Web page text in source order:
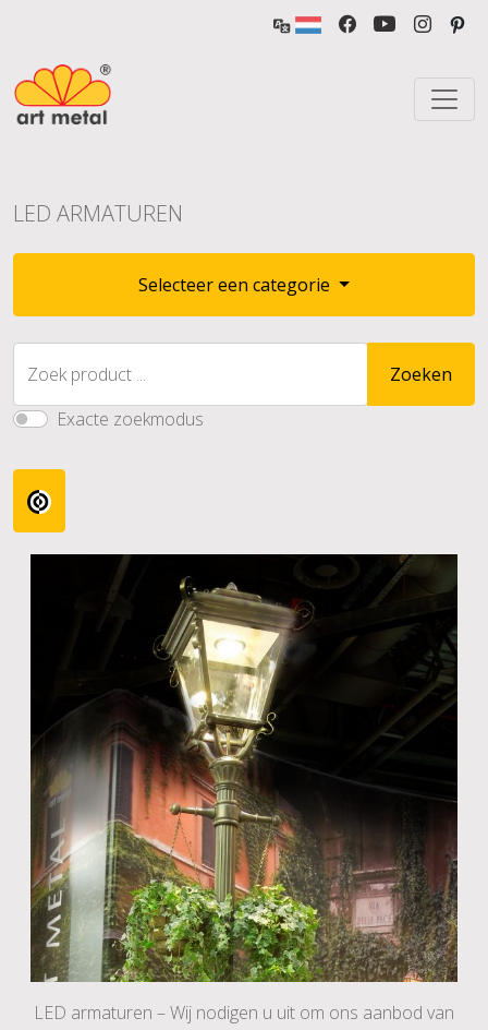
LED ARMATUREN
Selecteer een categorie
Zoek product ...
Zoeken
Exacte zoekmodus
LED armaturen – Wij nodigen u uit om ons aanbod van